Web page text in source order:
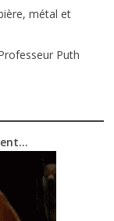
métal et
Puth